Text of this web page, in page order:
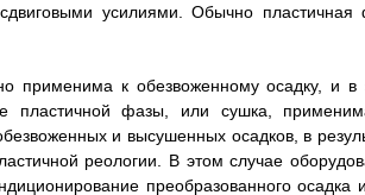
усилиями. Обычно пластичная
применима к обезвоженному осадку, и в
пластичной фазы, или сушка,
и высушенных осадков, в
реологии. В этом случае
преобразованного осадка